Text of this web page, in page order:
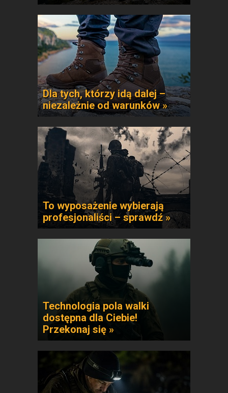
Dla tych, którzy idą dalej –
niezależnie od warunków »
To wyposażenie wybierają
profesjonaliści – sprawdź »
Technologia pola walki
dostępna dla Ciebie!
Przekonaj się »